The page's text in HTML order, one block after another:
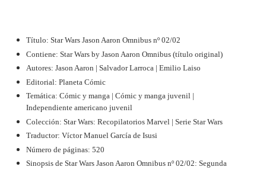
Título: Star Wars Jason Aaron Omnibus nº 02/02
Contiene: Star Wars by Jason Aaron Omnibus (título original)
Autores: Jason Aaron | Salvador Larroca | Emilio Laiso
Editorial: Planeta Cómic
Temática: Cómic y manga | Cómic y manga juvenil |
Independiente americano juvenil
Colección: Star Wars: Recopilatorios Marvel | Serie Star Wars
Traductor: Víctor Manuel García de Isusi
Número de páginas: 520
Sinopsis de Star Wars Jason Aaron Omnibus nº 02/02: Segunda